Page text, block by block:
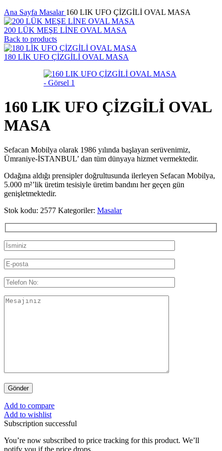
Ana Sayfa Masalar 160 LIK UFO ÇİZGİLİ OVAL MASA
200 LÜK MEŞE LİNE OVAL MASA
Back to products
180 LİK UFO ÇİZGİLİ OVAL MASA
160 LIK UFO ÇİZGİLİ OVAL
MASA
Sefacan Mobilya olarak 1986 yılında başlayan serüvenimiz,
Ümraniye-İSTANBUL’ dan tüm dünyaya hizmet vermektedir.
Odağına aldığı prensipler doğrultusunda ilerleyen Sefacan Mobilya,
5.000 m²’lik üretim tesisiyle üretim bandını her geçen gün
genişletmektedir.
Stok kodu: 2577 Kategoriler: Masalar
Add to compare
Add to wishlist
Subscription successful
You’re now subscribed to price tracking for this product. We’ll